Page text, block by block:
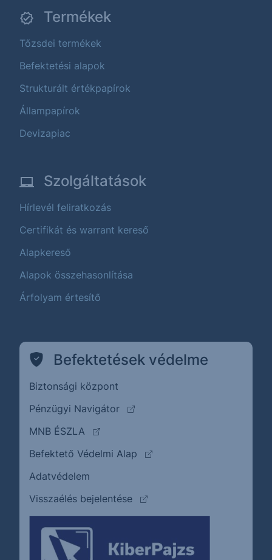
Termékek
Tőzsdei termékek
Befektetési alapok
Strukturált értékpapírok
Állampapírok
Devizapiac
Szolgáltatások
Hírlevél feliratkozás
Certifikát és warrant kereső
Alapkereső
Alapok összehasonlítása
Árfolyam értesítő
Befektetések védelme
Biztonsági központ
Pénzügyi Navigátor
(külső oldalra ugrik)
MNB ÉSZLA
(külső oldalra ugrik)
Befektető Védelmi Alap
(külső oldalra ugrik)
Adatvédelem
Visszaélés bejelentése
(külső oldalra ugrik)